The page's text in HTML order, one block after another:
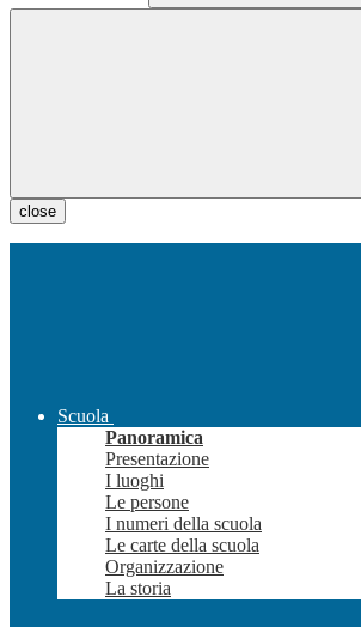
close
Scuola
Panoramica
Presentazione
I luoghi
Le persone
I numeri della scuola
Le carte della scuola
Organizzazione
La storia